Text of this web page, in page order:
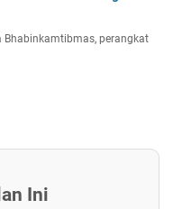
perangkat
Ini